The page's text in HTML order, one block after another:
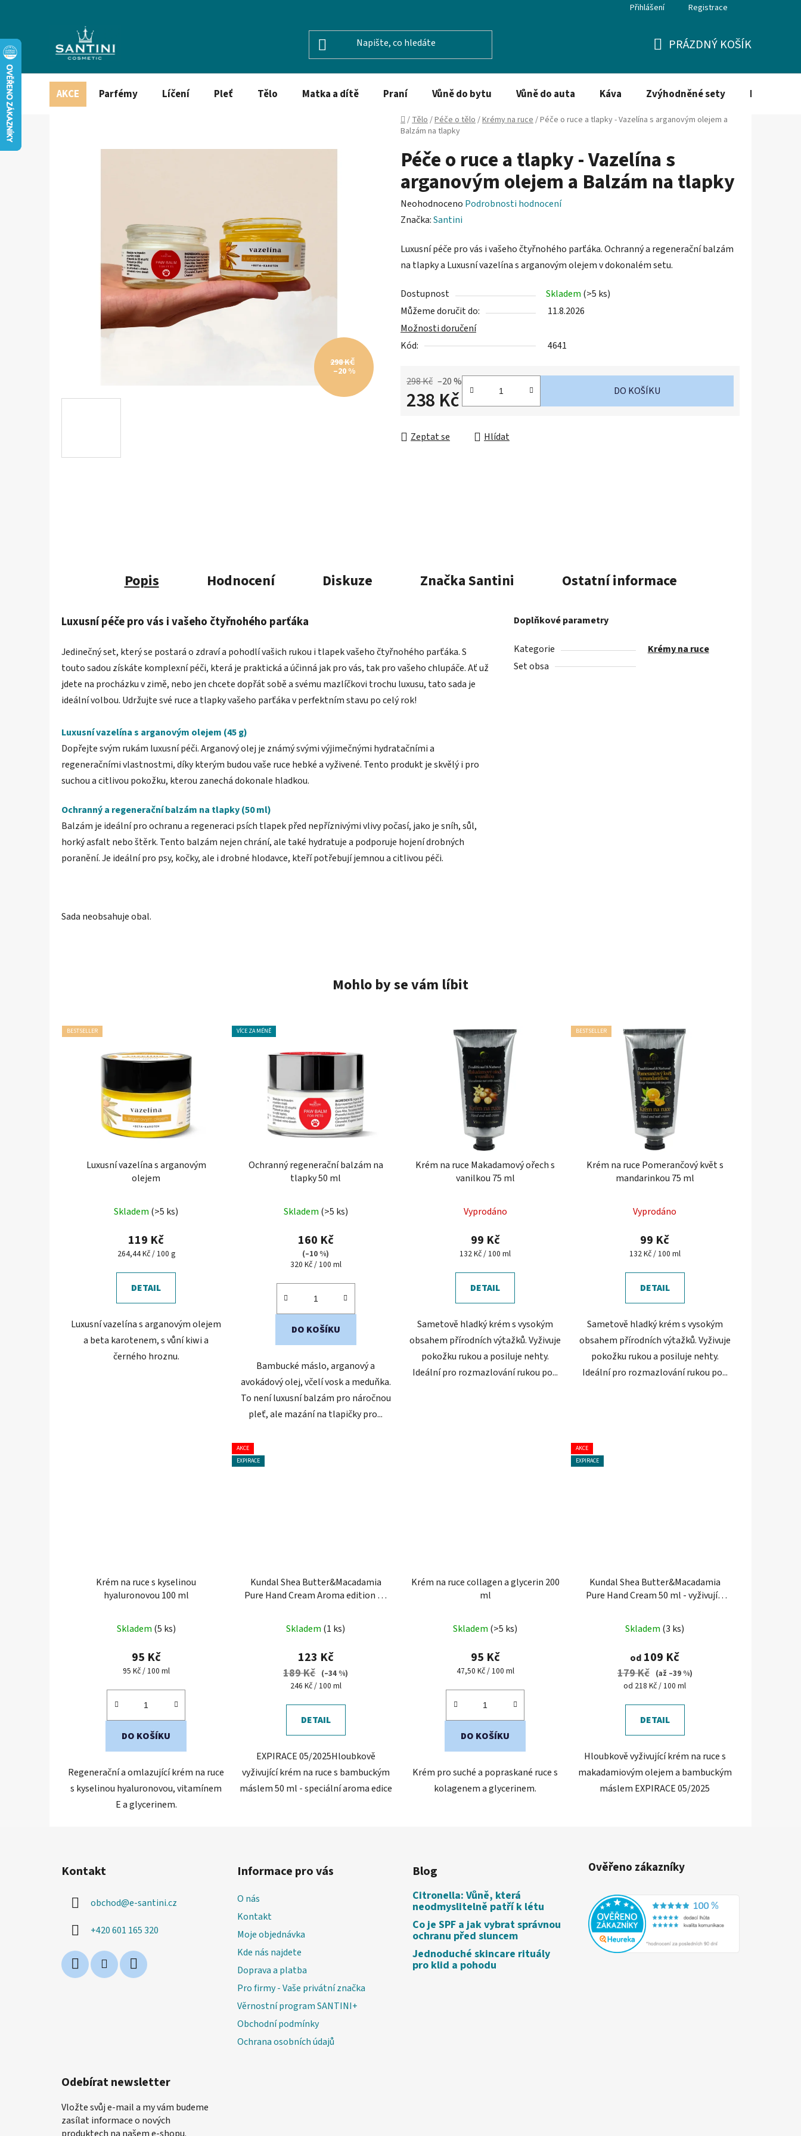
Přihlášení Registrace
KOŠÍK
PRÁZDNÝ KOŠÍK
AKCE Parfémy Líčení Pleť Tělo Matka a dítě Praní Vůně do bytu Vůně do auta Káva Zvýhodněné sety Dezinfekce
Domů
/Tělo/Péče o tělo/Krémy na ruce/Péče o ruce a tlapky - Vazelína s arganovým olejem a
Balzám na tlapky
Péče o ruce a tlapky - Vazelína s
arganovým olejem a Balzám na tlapky
Průměrné
hodnocení
je
0,0
5
hvězdiček.
Neohodnoceno Podrobnosti hodnocení
Značka:Santini
Luxusní péče pro vás i vašeho čtyřnohého parťáka. Ochranný a regenerační balzám
na tlapky a Luxusní vazelína s arganovým olejem v dokonalém setu.
Dostupnost Skladem (>5 ks)
Můžeme doručit do:
11.8.2026
Možnosti doručení
Kód:
4641
298 Kč –20 %
238 Kč DO KOŠÍKU
Zeptat se Hlídat
298 KČ
–20 %
Popis Hodnocení Diskuze ZnačkaSantini Ostatní informace
Luxusní péče pro vás i vašeho čtyřnohého parťáka
Jedinečný set, který se postará o zdraví a pohodlí vašich rukou i tlapek vašeho čtyřnohého parťáka. S
touto sadou získáte komplexní péči, která je praktická a účinná jak pro vás, tak pro vašeho chlupáče. Ať už
jdete na procházku v zimě, nebo jen chcete dopřát sobě a svému mazlíčkovi trochu luxusu, tato sada je
ideální volbou. Udržujte své ruce a tlapky vašeho parťáka v perfektním stavu po celý rok!
Luxusní vazelína s arganovým olejem (45 g)
Dopřejte svým rukám luxusní péči. Arganový olej je známý svými výjimečnými hydratačními a
regeneračními vlastnostmi, díky kterým budou vaše ruce hebké a vyživené. Tento produkt je skvělý i pro
suchou a citlivou pokožku, kterou zanechá dokonale hladkou.
Ochranný a regenerační balzám na tlapky (50 ml)
Balzám je ideální pro ochranu a regeneraci psích tlapek před nepříznivými vlivy počasí, jako je sníh, sůl,
horký asfalt nebo štěrk. Tento balzám nejen chrání, ale také hydratuje a podporuje hojení drobných
poranění. Je ideální pro psy, kočky, ale i drobné hlodavce, kteří potřebují jemnou a citlivou péči.
Sada neobsahuje obal.
Doplňkové parametry
Kategorie
Krémy na ruce
Set obsa
Mohlo by se vám líbit
BESTSELLER
Luxusní vazelína s arganovým
olejem
hodnocení
produktu
je
z
Skladem (>5 ks)
119 Kč
Měrná
264,44 Kč / 100 g
DETAIL
Luxusní vazelína s arganovým olejem
a beta karotenem, s vůní kiwi a
černého hroznu.
VÍCE ZA MÉNĚ
Ochranný regenerační balzám na
tlapky 50 ml
Skladem (>5 ks)
160 Kč
(–10 %)
Měrná
320 Kč / 100 ml
DO KOŠÍKU
Bambucké máslo, arganový a
avokádový olej, včelí vosk a meduňka.
To není luxusní balzám pro náročnou
pleť, ale mazání na tlapičky pro...
Krém na ruce Makadamový ořech s
vanilkou 75 ml
Vyprodáno
99 Kč
Měrná
132 Kč / 100 ml
DETAIL
Sametově hladký krém s vysokým
obsahem přírodních výtažků. Vyživuje
pokožku rukou a posiluje nehty.
Ideální pro rozmazlování rukou po...
BESTSELLER
Krém na ruce Pomerančový květ s
mandarinkou 75 ml
hodnocení
produktu
je
z
Vyprodáno
99 Kč
Měrná
132 Kč / 100 ml
DETAIL
Sametově hladký krém s vysokým
obsahem přírodních výtažků. Vyživuje
pokožku rukou a posiluje nehty.
Ideální pro rozmazlování rukou po...
Krém na ruce s kyselinou
hyaluronovou 100 ml
Skladem (5 ks)
95 Kč
Měrná
95 Kč / 100 ml
DO KOŠÍKU
Regenerační a omlazující krém na ruce
s kyselinou hyaluronovou, vitamínem
E a glycerinem.
AKCE
EXPIRACE
Kundal Shea Butter&Macadamia
Pure Hand Cream Aroma edition 50
Skladem (1 ks)
123 Kč
189 Kč (–34 %)
Měrná
246 Kč / 100 ml
DETAIL
EXPIRACE 05/2025Hloubkově
vyživující krém na ruce s bambuckým
máslem 50 ml - speciální aroma edice
Krém na ruce collagen a glycerin 200
ml
Skladem (>5 ks)
95 Kč
Měrná
47,50 Kč / 100 ml
DO KOŠÍKU
Krém pro suché a popraskané ruce s
kolagenem a glycerinem.
AKCE
EXPIRACE
Kundal Shea Butter&Macadamia
Pure Hand Cream 50 ml - vyživující
Skladem (3 ks)
od 109 Kč
179 Kč (až –39 %)
Měrná
od 218 Kč / 100 ml
DETAIL
Hloubkově vyživující krém na ruce s
makadamiovým olejem a bambuckým
máslem EXPIRACE 05/2025
Kontakt
obchod@e-santini.cz
+420 601 165 320
Informace pro vás
O nás
Kontakt
Moje objednávka
Kde nás najdete
Doprava a platba
Pro firmy - Vaše privátní značka
Věrnostní program SANTINI+
Obchodní podmínky
Ochrana osobních údajů
Blog
Citronella: Vůně, která
neodmyslitelně patří k létu
Co je SPF a jak vybrat správnou
ochranu před sluncem
Jednoduché skincare rituály
pro klid a pohodu
Ověřeno zákazníky
Odebírat newsletter
Vložte svůj e-mail a my vám budeme
zasílat informace o nových